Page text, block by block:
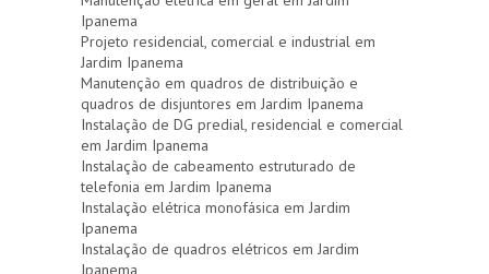
Ipanema
Projeto residencial, comercial e industrial em
Jardim Ipanema
Manutenção em quadros de distribuição e
quadros de disjuntores em Jardim Ipanema
Instalação de DG predial, residencial e comercial
em Jardim Ipanema
Instalação de cabeamento estruturado de
telefonia em Jardim Ipanema
Instalação elétrica monofásica em Jardim
Ipanema
Instalação de quadros elétricos em Jardim
Ipanema